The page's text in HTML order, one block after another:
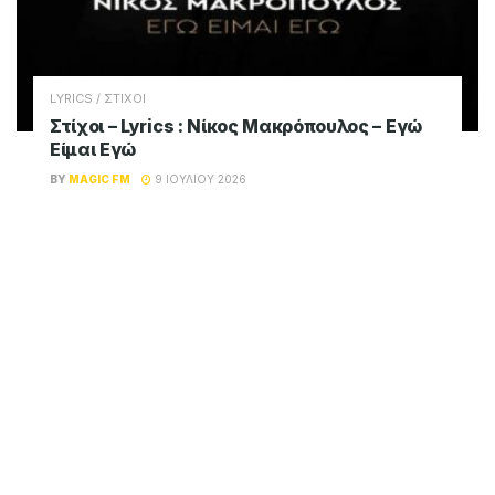
LYRICS / ΣΤΙΧΟΙ
Στίχοι – Lyrics : Νίκος Μακρόπουλος – Εγώ
Είμαι Εγώ
BY MAGIC FM 9 ΙΟΥΛΊΟΥ 2026